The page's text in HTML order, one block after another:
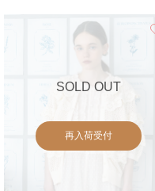
SOLD OUT
再入荷受付